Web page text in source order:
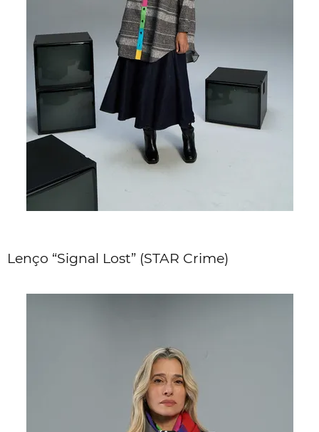
Lenço “Signal Lost” (STAR Crime)